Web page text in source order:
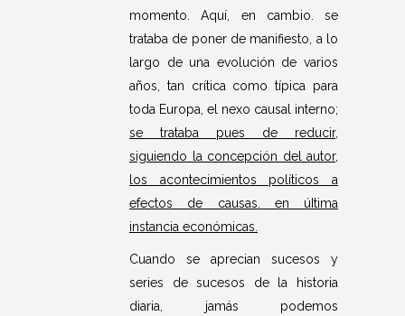
momento. Aquí, en cambio. se
trataba de poner de manifiesto, a lo
largo de una evolución de varios
años, tan crítica como típica para
toda Europa, el nexo causal interno;
se trataba pues de reducir,
siguiendo la concepción del autor,
los acontecimientos políticos a
efectos de causas. en úItima
instancia económicas.
Cuando se aprecian sucesos y
series de sucesos de la historia
diaria, jamás podemos